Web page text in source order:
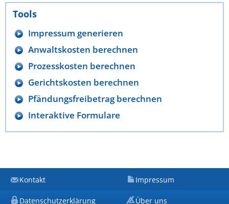
Tools
Impressum generieren
Anwaltskosten berechnen
Prozesskosten berechnen
Gerichtskosten berechnen
Pfändungsfreibetrag berechnen
Interaktive Formulare
Kontakt Impressum
Datenschutzerklärung Über uns